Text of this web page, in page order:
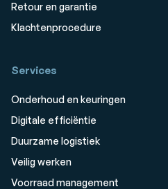
Retour en garantie
Klachtenprocedure
Services
Onderhoud en keuringen
Digitale efficiëntie
Duurzame logistiek
Veilig werken
Voorraad management